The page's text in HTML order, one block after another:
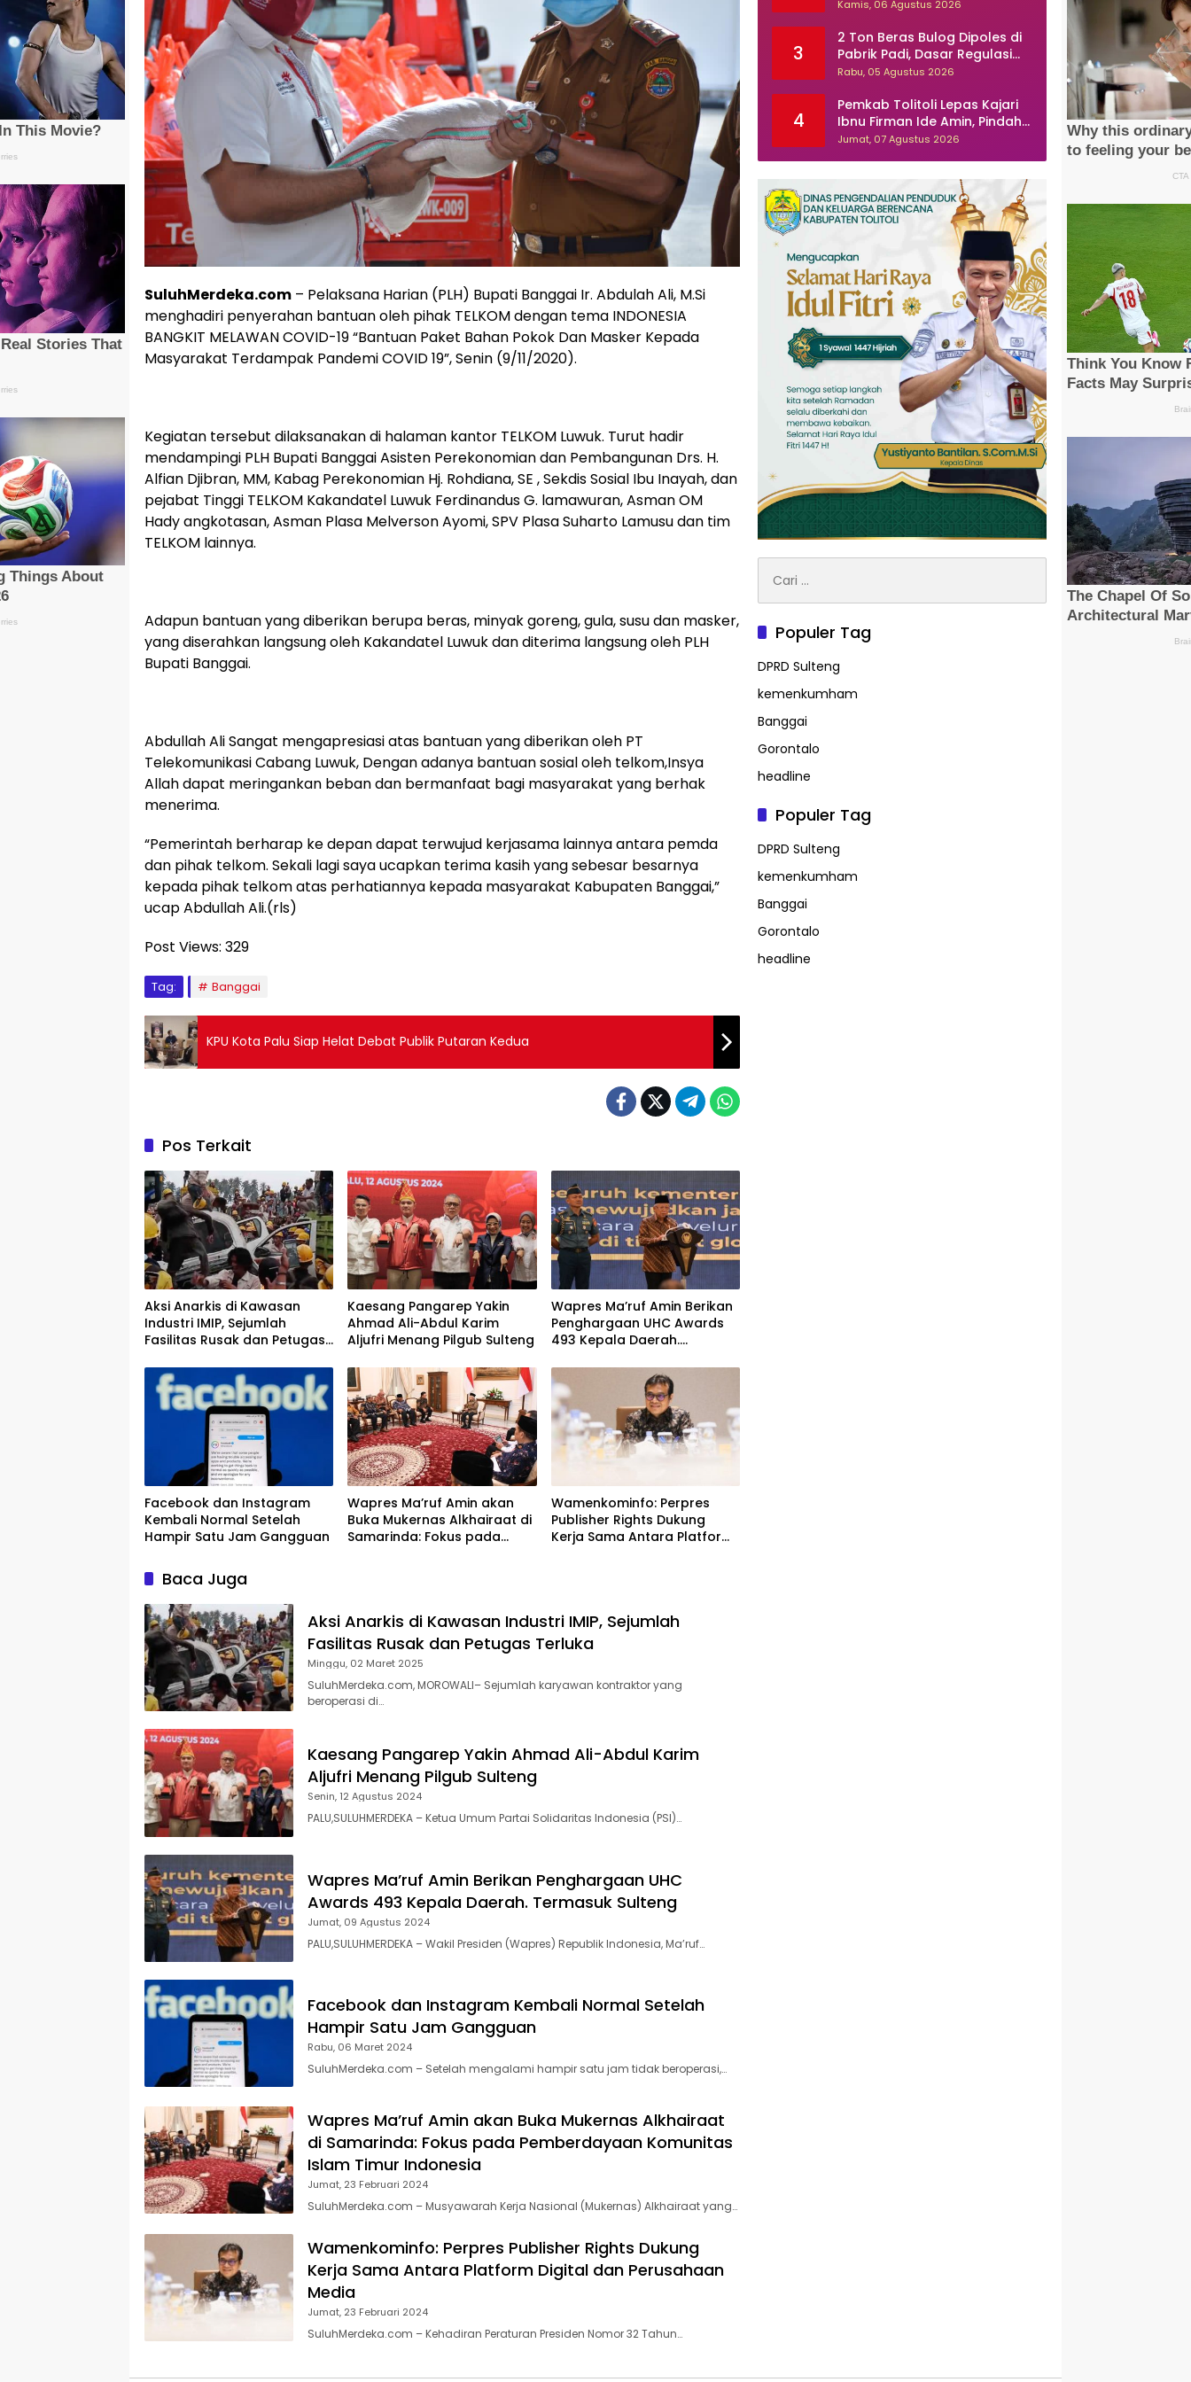
SuluhMerdeka.com – Pelaksana Harian (PLH) Bupati Banggai Ir. Abdulah Ali, M.Si
menghadiri penyerahan bantuan oleh pihak TELKOM dengan tema INDONESIA
BANGKIT MELAWAN COVID-19 “Bantuan Paket Bahan Pokok Dan Masker Kepada
Masyarakat Terdampak Pandemi COVID 19”, Senin (9/11/2020).
Kegiatan tersebut dilaksanakan di halaman kantor TELKOM Luwuk. Turut hadir
mendampingi PLH Bupati Banggai Asisten Perekonomian dan Pembangunan Drs. H.
Alfian Djibran, MM, Kabag Perekonomian Hj. Rohdiana, SE , Sekdis Sosial Ibu Inayah, dan
pejabat Tinggi TELKOM Kakandatel Luwuk Ferdinandus G. lamawuran, Asman OM
Hady angkotasan, Asman Plasa Melverson Ayomi, SPV Plasa Suharto Lamusu dan tim
TELKOM lainnya.
Adapun bantuan yang diberikan berupa beras, minyak goreng, gula, susu dan masker,
yang diserahkan langsung oleh Kakandatel Luwuk dan diterima langsung oleh PLH
Bupati Banggai.
Abdullah Ali Sangat mengapresiasi atas bantuan yang diberikan oleh PT
Telekomunikasi Cabang Luwuk, Dengan adanya bantuan sosial oleh telkom,Insya
Allah dapat meringankan beban dan bermanfaat bagi masyarakat yang berhak
menerima.
“Pemerintah berharap ke depan dapat terwujud kerjasama lainnya antara pemda
dan pihak telkom. Sekali lagi saya ucapkan terima kasih yang sebesar besarnya
kepada pihak telkom atas perhatiannya kepada masyarakat Kabupaten Banggai,”
ucap Abdullah Ali.(rls)
Post Views: 329
Tag: Banggai
KPU Kota Palu Siap Helat Debat Publik Putaran Kedua
Pos Terkait
Aksi Anarkis di Kawasan
Industri IMIP, Sejumlah
Fasilitas Rusak dan Petugas
Kaesang Pangarep Yakin
Ahmad Ali-Abdul Karim
Aljufri Menang Pilgub Sulteng
Wapres Ma’ruf Amin Berikan
Penghargaan UHC Awards
493 Kepala Daerah.
Facebook dan Instagram
Kembali Normal Setelah
Hampir Satu Jam Gangguan
Wapres Ma’ruf Amin akan
Buka Mukernas Alkhairaat di
Samarinda: Fokus pada
Wamenkominfo: Perpres
Publisher Rights Dukung
Kerja Sama Antara Platform
Baca Juga
Aksi Anarkis di Kawasan Industri IMIP, Sejumlah
Fasilitas Rusak dan Petugas Terluka
Minggu, 02 Maret 2025
SuluhMerdeka.com, MOROWALI– Sejumlah karyawan kontraktor yang
beroperasi di…
Kaesang Pangarep Yakin Ahmad Ali-Abdul Karim
Aljufri Menang Pilgub Sulteng
Senin, 12 Agustus 2024
PALU,SULUHMERDEKA – Ketua Umum Partai Solidaritas Indonesia (PSI)…
Wapres Ma’ruf Amin Berikan Penghargaan UHC
Awards 493 Kepala Daerah. Termasuk Sulteng
Jumat, 09 Agustus 2024
PALU,SULUHMERDEKA – Wakil Presiden (Wapres) Republik Indonesia, Ma’ruf…
Facebook dan Instagram Kembali Normal Setelah
Hampir Satu Jam Gangguan
Rabu, 06 Maret 2024
SuluhMerdeka.com – Setelah mengalami hampir satu jam tidak beroperasi,…
Wapres Ma’ruf Amin akan Buka Mukernas Alkhairaat
di Samarinda: Fokus pada Pemberdayaan Komunitas
Islam Timur Indonesia
Jumat, 23 Februari 2024
SuluhMerdeka.com – Musyawarah Kerja Nasional (Mukernas) Alkhairaat yang…
Wamenkominfo: Perpres Publisher Rights Dukung
Kerja Sama Antara Platform Digital dan Perusahaan
Media
Jumat, 23 Februari 2024
SuluhMerdeka.com – Kehadiran Peraturan Presiden Nomor 32 Tahun…
Tuai Sorotan
Kamis, 06 Agustus 2026
3
2 Ton Beras Bulog Dipoles di
Pabrik Padi, Dasar Regulasi
Dipertanyakan
Rabu, 05 Agustus 2026
4
Pemkab Tolitoli Lepas Kajari
Ibnu Firman Ide Amin, Pindah
Tugas ke Lampung Selatan
Jumat, 07 Agustus 2026
untuk:
Populer Tag
DPRD Sulteng
kemenkumham
Banggai
Gorontalo
headline
Populer Tag
DPRD Sulteng
kemenkumham
Banggai
Gorontalo
headline